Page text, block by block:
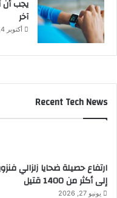
يجب أن
آخر
أكتوبر 4, 2025
Recent Tech News
ارتفاع حصيلة ضحايا زلزالي
إلى أكثر من 1400 قتيل
يونيو 27, 2026